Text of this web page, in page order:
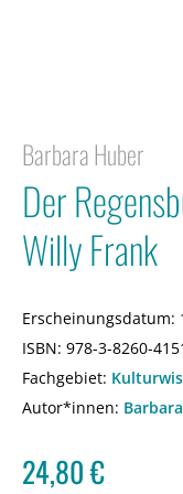
Barbara Huber
Der
Willy Frank
Erscheinungsdatum:
ISBN: 978-3-8260-
Fachgebiet:
Autor*innen:
24,80€